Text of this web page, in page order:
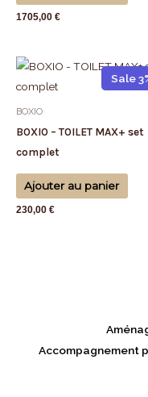
1705,00 €
Sale
BOXIO
BOXIO – TOILET MAX+ set
complet
Ajouter au panier
230,00 €
Accompagnement